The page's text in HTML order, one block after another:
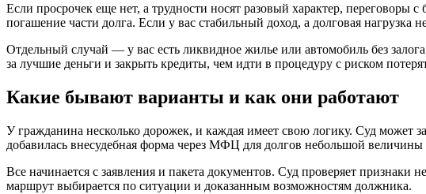
Если просрочек еще нет, а трудности носят разовый характер,
погашение части долга. Если у вас стабильный доход, а долговая нагрузка
Отдельный случай — у вас есть ликвидное жилье или автомобиль без
за лучшие деньги и закрыть кредиты, чем идти в процедуру с риском
Какие бывают варианты и как они работают
У гражданина несколько дорожек, и каждая имеет свою логику. Суд может
добавилась внесудебная форма через МФЦ для долгов небольшой величины
Все начинается с заявления и пакета документов. Суд проверяет
маршрут выбирается по ситуации и доказанным возможностям должника.